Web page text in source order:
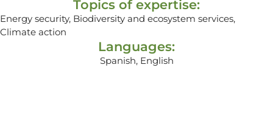
Topics of expertise:
Energy security, Biodiversity and ecosystem services,
Climate action
Languages:
Spanish, English